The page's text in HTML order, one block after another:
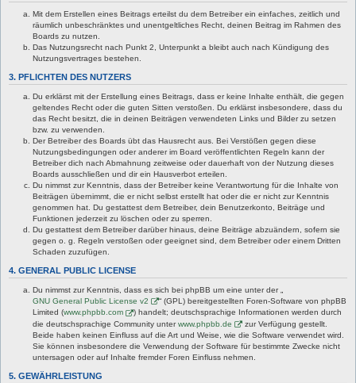
Mit dem Erstellen eines Beitrags erteilst du dem Betreiber ein einfaches, zeitlich und
räumlich unbeschränktes und unentgeltliches Recht, deinen Beitrag im Rahmen des
Boards zu nutzen.
Das Nutzungsrecht nach Punkt 2, Unterpunkt a bleibt auch nach Kündigung des
Nutzungsvertrages bestehen.
3. PFLICHTEN DES NUTZERS
Du erklärst mit der Erstellung eines Beitrags, dass er keine Inhalte enthält, die gegen
geltendes Recht oder die guten Sitten verstoßen. Du erklärst insbesondere, dass du
das Recht besitzt, die in deinen Beiträgen verwendeten Links und Bilder zu setzen
bzw. zu verwenden.
Der Betreiber des Boards übt das Hausrecht aus. Bei Verstößen gegen diese
Nutzungsbedingungen oder anderer im Board veröffentlichten Regeln kann der
Betreiber dich nach Abmahnung zeitweise oder dauerhaft von der Nutzung dieses
Boards ausschließen und dir ein Hausverbot erteilen.
Du nimmst zur Kenntnis, dass der Betreiber keine Verantwortung für die Inhalte von
Beiträgen übernimmt, die er nicht selbst erstellt hat oder die er nicht zur Kenntnis
genommen hat. Du gestattest dem Betreiber, dein Benutzerkonto, Beiträge und
Funktionen jederzeit zu löschen oder zu sperren.
Du gestattest dem Betreiber darüber hinaus, deine Beiträge abzuändern, sofern sie
gegen o. g. Regeln verstoßen oder geeignet sind, dem Betreiber oder einem Dritten
Schaden zuzufügen.
4. GENERAL PUBLIC LICENSE
Du nimmst zur Kenntnis, dass es sich bei phpBB um eine unter der „
GNU General Public License v2
“ (GPL) bereitgestellten Foren-Software von phpBB
Limited (www.phpbb.com
) handelt; deutschsprachige Informationen werden durch
die deutschsprachige Community unterwww.phpbb.de
zur Verfügung gestellt.
Beide haben keinen Einfluss auf die Art und Weise, wie die Software verwendet wird.
Sie können insbesondere die Verwendung der Software für bestimmte Zwecke nicht
untersagen oder auf Inhalte fremder Foren Einfluss nehmen.
5. GEWÄHRLEISTUNG